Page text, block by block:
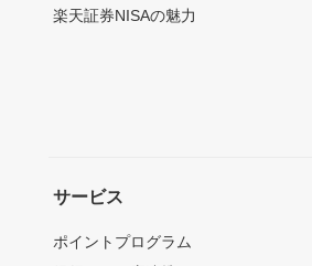
楽天証券NISAの魅力
サービス
ポイントプログラム